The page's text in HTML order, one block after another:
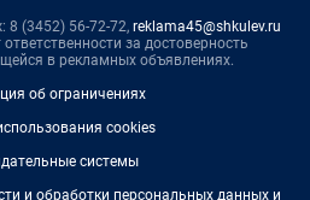
8 (3452) 56-72-72, reklama45@shkulev.ru
за достоверность
в рекламных объявлениях.
об ограничениях
cookies
системы
и обработки персональных данных и